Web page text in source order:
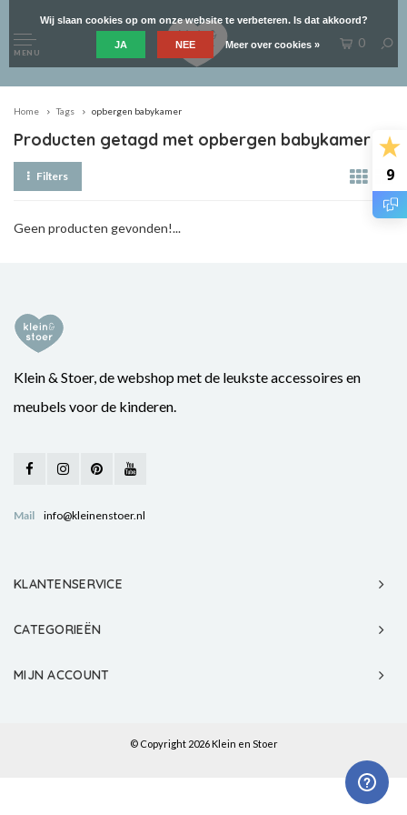
9
MENU
0
Home Tags opbergen babykamer
Producten getagd met opbergen babykamer
Filters
Geen producten gevonden!...
Klein & Stoer, de webshop met de leukste accessoires en
meubels voor de kinderen.
Mail info@kleinenstoer.nl
KLANTENSERVICE
CATEGORIEËN
MIJN ACCOUNT
© Copyright 2026 Klein en Stoer
Wij slaan cookies op om onze website te verbeteren. Is dat akkoord?
JA NEE Meer over cookies »